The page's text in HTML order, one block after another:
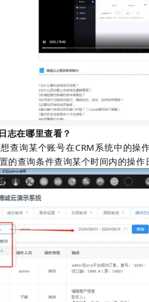
志在哪里查看？
查询某个账号在CRM系统中的操
的查询条件查询某个时间内的操作